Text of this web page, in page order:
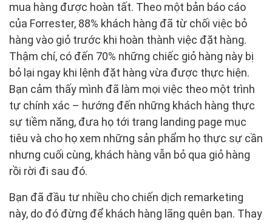
mua hàng được hoàn tất. Theo một bản báo cáo
của Forrester, 88% khách hàng đã từ chối việc bỏ
hàng vào giỏ trước khi hoàn thành việc đặt hàng.
Thậm chí, có đến 70% những chiếc giỏ hàng này bị
bỏ lại ngay khi lệnh đặt hàng vừa được thực hiện.
Bạn cảm thấy mình đã làm mọi việc theo một trình
tự chính xác – hướng đến những khách hàng thực
sự tiềm năng, đưa họ tới trang landing page mục
tiêu và cho họ xem những sản phẩm họ thực sự cần
nhưng cuối cùng, khách hàng vẫn bỏ qua giỏ hàng
rồi rời đi sau đó.
Bạn đã đầu tư nhiều cho chiến dịch remarketing
này, do đó đừng để khách hàng lãng quên bạn. Thay